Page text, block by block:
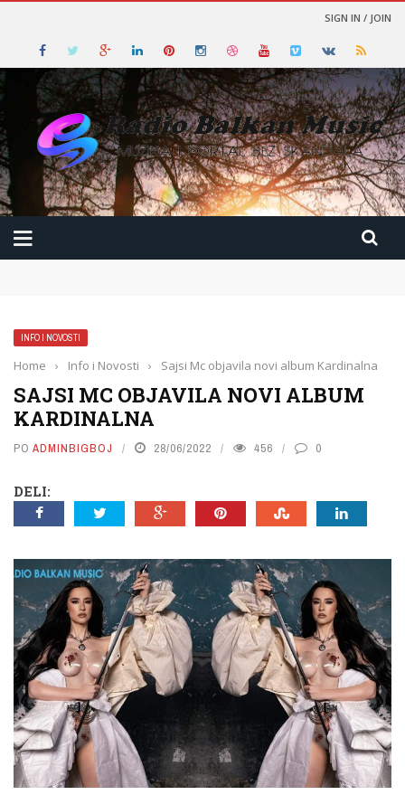
SIGN IN / JOIN
INFO I NOVOSTI
Home › Info i Novosti › Sajsi Mc objavila novi album Kardinalna
SAJSI MC OBJAVILA NOVI ALBUM
KARDINALNA
PO ADMINBIGBOJ 28/06/2022 456 0
DELI: